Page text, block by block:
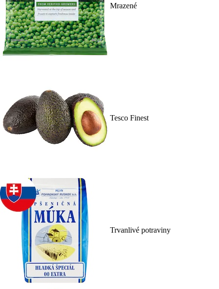
Mrazené
Tesco Finest
Trvanlivé potraviny